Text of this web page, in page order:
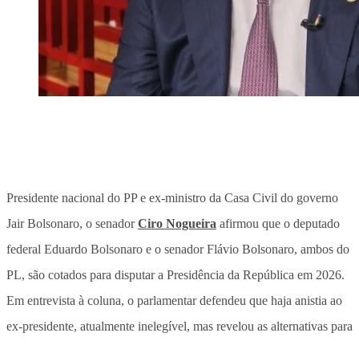
Presidente nacional do PP e ex-ministro da Casa Civil do governo
Jair Bolsonaro, o senadorCiro Nogueira afirmou que o deputado
federal Eduardo Bolsonaro e o senador Flávio Bolsonaro, ambos do
PL, são cotados para disputar a Presidência da República em 2026.
Em entrevista à coluna, o parlamentar defendeu que haja anistia ao
ex-presidente, atualmente inelegível, mas revelou as alternativas para